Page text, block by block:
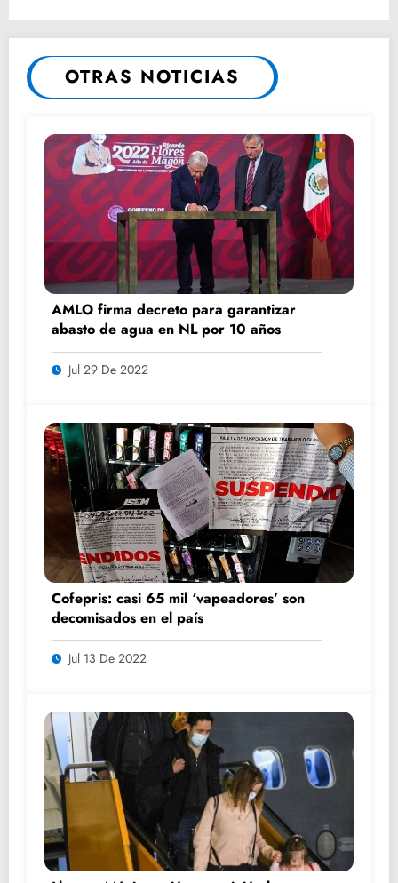
OTRAS NOTICIAS
AMLO firma decreto para garantizar
abasto de agua en NL por 10 años
Jul 29 De 2022
Cofepris: casi 65 mil ‘vapeadores’ son
decomisados en el país
Jul 13 De 2022